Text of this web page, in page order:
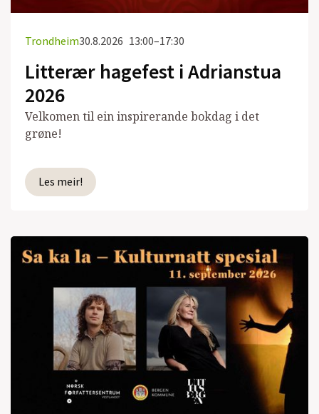
Trondheim30.8.2026 13:00–17:30
Litterær hagefest i Adrianstua
2026
Velkomen til ein inspirerande bokdag i det
grøne!
Les meir!